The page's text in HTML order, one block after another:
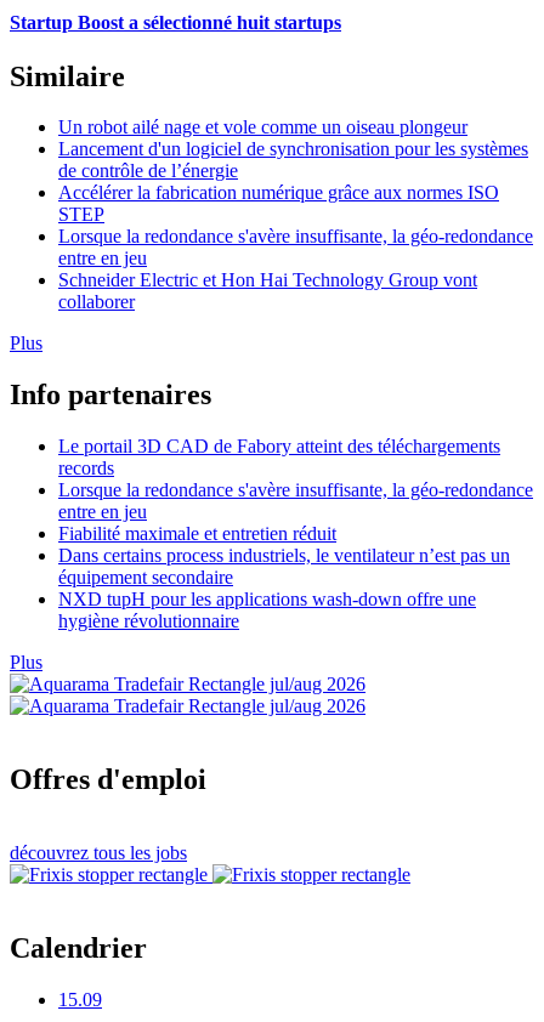
Startup Boost a sélectionné huit startups
Similaire
Un robot ailé nage et vole comme un oiseau plongeur
Lancement d'un logiciel de synchronisation pour les systèmes
de contrôle de l’énergie
Accélérer la fabrication numérique grâce aux normes ISO
STEP
Lorsque la redondance s'avère insuffisante, la géo-redondance
entre en jeu
Schneider Electric et Hon Hai Technology Group vont
collaborer
Plus
Info partenaires
Le portail 3D CAD de Fabory atteint des téléchargements
records
Lorsque la redondance s'avère insuffisante, la géo-redondance
entre en jeu
Fiabilité maximale et entretien réduit
Dans certains process industriels, le ventilateur n’est pas un
équipement secondaire
NXD tupH pour les applications wash-down offre une
hygiène révolutionnaire
Plus
Offres d'emploi
découvrez tous les jobs
Calendrier
15.09